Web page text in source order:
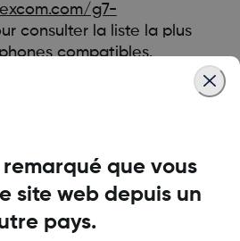
g7-
consulter la liste la plus
compatibles.
remarqué que vous
site web depuis un
pays.